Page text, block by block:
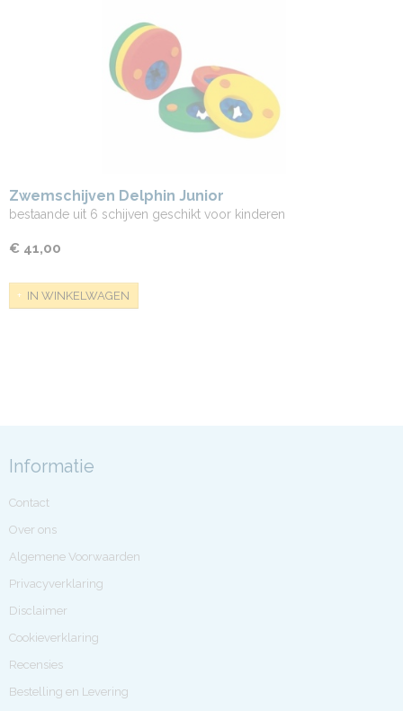
Zwemschijven Delphin Junior
bestaande uit 6 schijven geschikt voor kinderen
€ 41,00
IN WINKELWAGEN
Informatie
Contact
Over ons
Algemene Voorwaarden
Privacyverklaring
Disclaimer
Cookieverklaring
Recensies
Bestelling en Levering